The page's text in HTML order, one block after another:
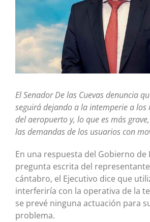
El Senador De las Cuevas denuncia
seguirá dejando a la intemperie a los
del aeropuerto y, lo que es más
las demandas de los usuarios con
En una respuesta del Gobierno de
pregunta escrita del
cántabro, el Ejecutivo dice que
interferiría con la operativa de la
se prevé ninguna actuación para
problema.